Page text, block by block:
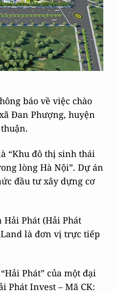
báo về việc chào
Đan Phượng, huyện
“Khu đô thị sinh thái
lòng Hà Nội”. Dự án
đầu tư xây dựng cơ
Phát (Hải Phát
là đơn vị trực tiếp
Phát” của một đại
Phát Invest – Mã CK: